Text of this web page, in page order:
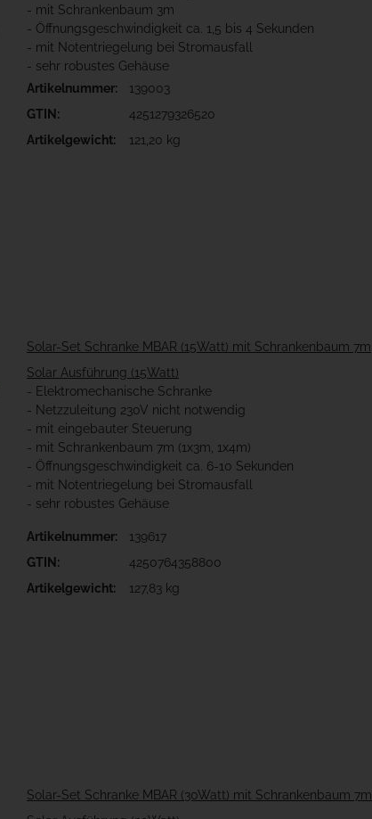
- mit Schrankenbaum 3m
- Öffnungsgeschwindigkeit ca. 1,5 bis 4 Sekunden
- mit Notentriegelung bei Stromausfall
- sehr robustes Gehäuse
Artikelnummer:
139003
GTIN:
4251279326520
Artikelgewicht:
121,20 kg
Solar-Set Schranke MBAR (15Watt) mit Schrankenbaum 7m
Solar Ausführung (15Watt)
- Elektromechanische Schranke
- Netzzuleitung 230V nicht notwendig
- mit eingebauter Steuerung
- mit Schrankenbaum 7m (1x3m, 1x4m)
- Öffnungsgeschwindigkeit ca. 6-10 Sekunden
- mit Notentriegelung bei Stromausfall
- sehr robustes Gehäuse
Artikelnummer:
139617
GTIN:
4250764358800
Artikelgewicht:
127,83 kg
Solar-Set Schranke MBAR (30Watt) mit Schrankenbaum 7m